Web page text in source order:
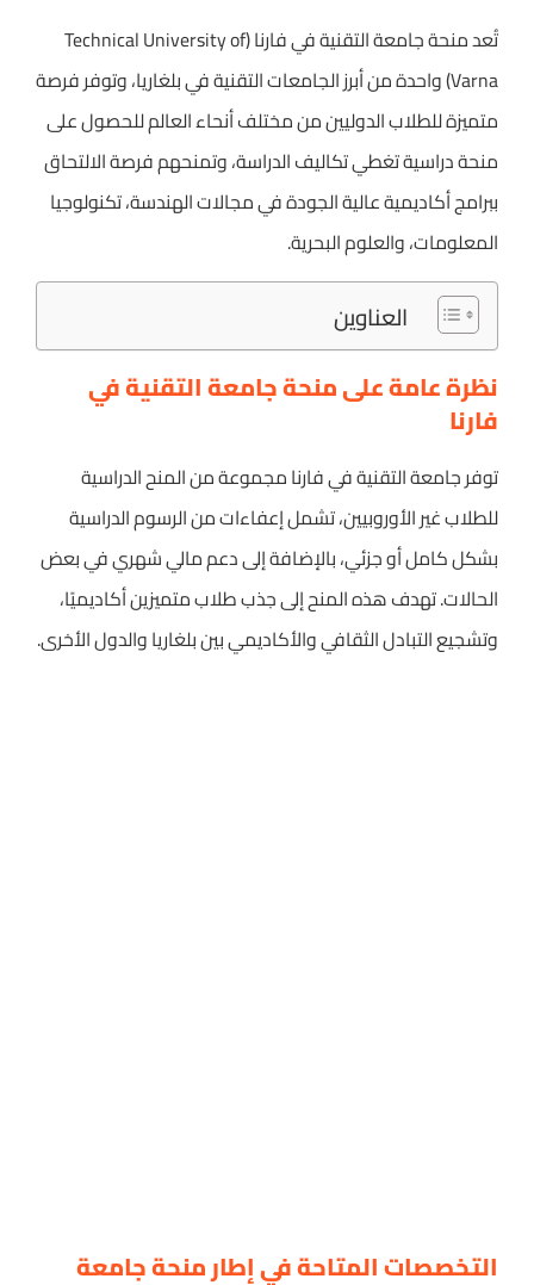
تُعد منحة جامعة التقنية في فارنا (Technical University of
Varna) واحدة من أبرز الجامعات التقنية في بلغاريا، وتوفر فرصة
متميزة للطلاب الدوليين من مختلف أنحاء العالم للحصول على
منحة دراسية تغطي تكاليف الدراسة، وتمنحهم فرصة الالتحاق
ببرامج أكاديمية عالية الجودة في مجالات الهندسة، تكنولوجيا
المعلومات، والعلوم البحرية.
العناوين
نظرة عامة على منحة جامعة التقنية في
فارنا
توفر جامعة التقنية في فارنا مجموعة من المنح الدراسية
للطلاب غير الأوروبيين، تشمل إعفاءات من الرسوم الدراسية
بشكل كامل أو جزئي، بالإضافة إلى دعم مالي شهري في بعض
الحالات. تهدف هذه المنح إلى جذب طلاب متميزين أكاديميًا،
وتشجيع التبادل الثقافي والأكاديمي بين بلغاريا والدول الأخرى.
التخصصات المتاحة في إطار منحة جامعة